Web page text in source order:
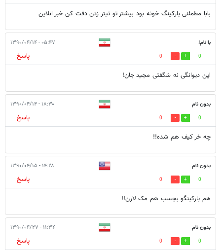
بابا مطمئنی پارکینگ خونه بود بیشتر تو تیتر زدن دقت کن خبر انلاین
با نام! ۰۵:۴۷ - ۱۳۹۰/۰۴/۱۴
0
0
پاسخ
این دیوانگی نه شگفتی مجید جان!
بدون نام ۱۸:۳۰ - ۱۳۹۰/۰۴/۱۴
0
0
پاسخ
چه خر کیف هم شده!!
بدون نام ۱۴:۲۸ - ۱۳۹۰/۰۴/۱۵
0
0
پاسخ
هم پارکینگو بچسب هم مک لارن!!
بدون نام ۱۱:۳۴ - ۱۳۹۰/۰۴/۲۷
0
0 پاسخ